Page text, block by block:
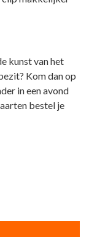
kunst van het
Kom dan op
in een avond
bestel je